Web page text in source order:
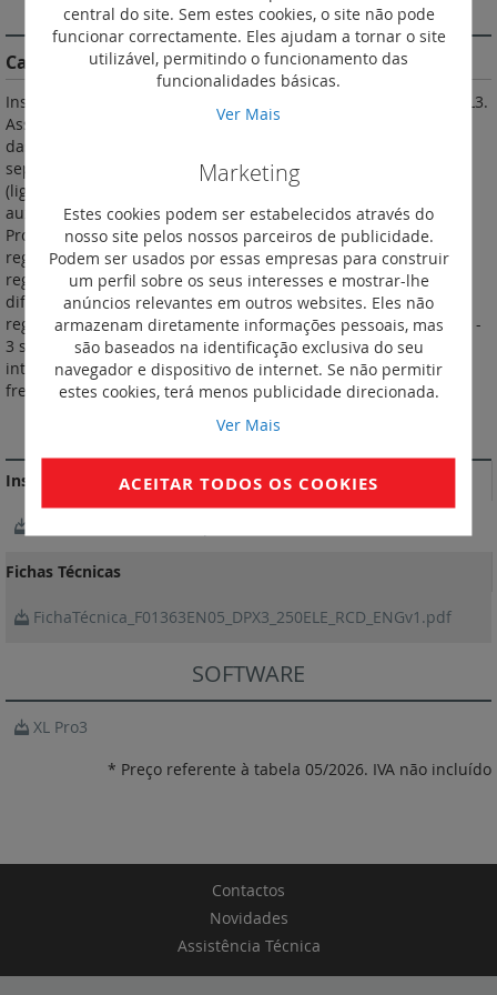
DESCRIÇÃO
Características do Produto
Instalam-se em calha ou em platina nos quadros e armários XL3.
Asseguram o corte, o comando, o seccionamento e a proteção
das linhas elétricas de baixa tensão. Fornecidos com ecrãs de
separação e ligadores de parafuso para barras ou terminais
(ligação a cabo com acessórios). Recebem os acessórios e
auxiliares comuns DPX3. De acordo com a norma IEC 60947-2.
Proteção contra sobrecargas: Ir regulável de 0,4 a 1 In, Tr
regulável de 3 a 15 s. Proteção contra curto-circuitos: Isd
regulável de 1,5 a 10 Ir, Tsd regulável de 0 a 0,5 s. Relé
diferencial eletrónico integrado com ecrã LCD. Sensibilidade
regulável: 0,03 - 0,3 - 1 - 3 A. Temporização regulável: 0 - 0,3 - 1 -
3 s (0 s apenas, na sensibilidade 0,03 A). Unidade de medida
integrada com ecrã LCD. Medida de correntes, tensões,
frequência, potência, energias e harmónicas.
MAIS INFORMAÇÃO
Instruções de instalação e documentos relacionados
Fichas Técnicas
FichaTécnica_F01363EN05_DPX3_250ELE_RCD_ENGv1.pdf
SOFTWARE
XL Pro3
* Preço referente à tabela 05/2026. IVA não incluído
Contactos
Novidades
Assistência Técnica
central do site. Sem estes cookies, o site não pode
funcionar correctamente. Eles ajudam a tornar o site
utilizável, permitindo o funcionamento das
funcionalidades básicas.
Ver Mais
Marketing
Estes cookies podem ser estabelecidos através do
nosso site pelos nossos parceiros de publicidade.
Podem ser usados por essas empresas para construir
um perfil sobre os seus interesses e mostrar-lhe
anúncios relevantes em outros websites. Eles não
armazenam diretamente informações pessoais, mas
são baseados na identificação exclusiva do seu
navegador e dispositivo de internet. Se não permitir
estes cookies, terá menos publicidade direcionada.
Ver Mais
ACEITAR TODOS OS COOKIES